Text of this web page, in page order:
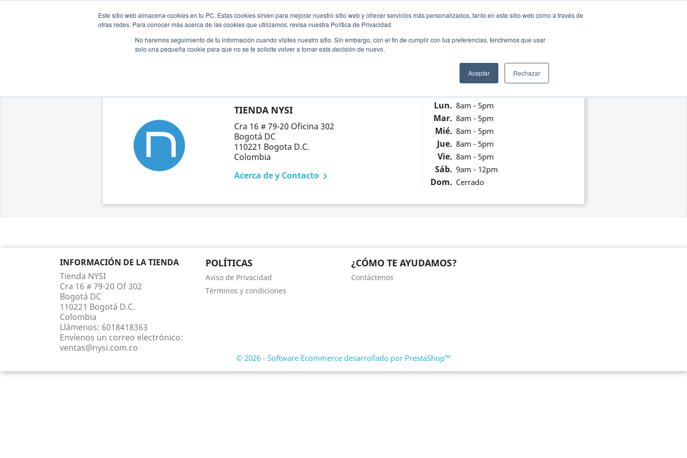
Este sitio web almacena cookies en tu PC. Estas cookies sirven para mejorar nuestro sitio web y ofrecer servicios más personalizados, tanto en este sitio web como a través de
otras redes. Para conocer más acerca de las cookies que utilizamos, revisa nuestra Política de Privacidad.
No haremos seguimiento de tu información cuando visites nuestro sitio. Sin embargo, con el fin de cumplir con tus preferencias, tendremos que usar
solo una pequeña cookie para que no se te solicite volver a tomar esta decisión de nuevo.
Aceptar Rechazar
Inicio Productos Hewlett Packard
TIENDA NYSI
Cra 16 # 79-20 Oficina 302
Bogotá DC
110221 Bogota D.C.
Colombia
Acerca de y Contacto
Lun. 8am - 5pm
Mar. 8am - 5pm
Mié. 8am - 5pm
Jue. 8am - 5pm
Vie. 8am - 5pm
Sáb. 9am - 12pm
Dom. Cerrado
INFORMACIÓN DE LA TIENDA
Tienda NYSI
Cra 16 # 79-20 Of 302
Bogotá DC
110221 Bogotá D.C.
Colombia
Llámenos: 6018418363
Envíenos un correo electrónico:
ventas@nysi.com.co
POLÍTICAS
Aviso de Privacidad
Términos y condiciones
¿CÓMO TE AYUDAMOS?
Contáctenos
© 2026 - Software Ecommerce desarrollado por PrestaShop™